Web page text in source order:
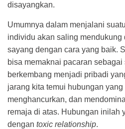
disayangkan.
Umumnya dalam menjalani
individu akan saling mendukung
sayang dengan cara yang baik.
bisa memaknai pacaran sebagai
berkembang menjadi pribadi
jarang kita temui hubungan
menghancurkan, dan
remaja di atas. Hubungan inilah
dengan toxic relationship.